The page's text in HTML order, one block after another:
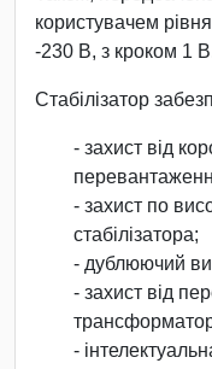
користувачем
-230 В, з кроком 1
Стабілізатор
- захист від
- захист по
стабілізатора;
- дублюючий
- захист від
-